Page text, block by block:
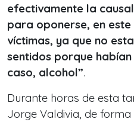
efectivamente la
para oponerse, en
víctimas, ya que no
sentidos porque
caso, alcohol”.
Durante horas de esta
Jorge Valdivia, de